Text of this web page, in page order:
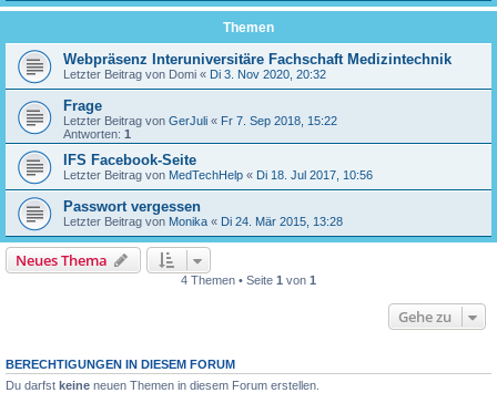
Themen
Webpräsenz Interuniversitäre Fachschaft Medizintechnik
Letzter Beitrag von Domi « Di 3. Nov 2020, 20:32
Frage
Letzter Beitrag von GerJuli « Fr 7. Sep 2018, 15:22
Antworten: 1
IFS Facebook-Seite
Letzter Beitrag von MedTechHelp « Di 18. Jul 2017, 10:56
Passwort vergessen
Letzter Beitrag von Monika « Di 24. Mär 2015, 13:28
Neues Thema
4 Themen • Seite 1 von 1
Gehe zu
BERECHTIGUNGEN IN DIESEM FORUM
Du darfst keine neuen Themen in diesem Forum erstellen.